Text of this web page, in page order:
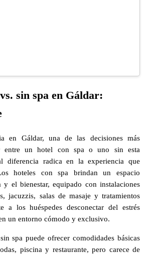
sin spa en Gáldar:
en Gáldar, una de las decisiones más
entre un hotel con spa o uno sin esta
diferencia radica en la experiencia que
hoteles con spa brindan un espacio
el bienestar, equipado con instalaciones
jacuzzis, salas de masaje y tratamientos
a los huéspedes desconectar del estrés
un entorno cómodo y exclusivo.
spa puede ofrecer comodidades básicas
piscina y restaurante, pero carece de